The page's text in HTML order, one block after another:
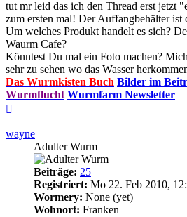
tut mr leid das ich den Thread erst jetzt
zum ersten mal! Der Auffangbehälter ist
Um welches Produkt handelt es sich?
Waurm Cafe?
Könntest Du mal ein Foto machen?
sehr zu sehen wo das Wasser
Das Wurmkisten Buch Bilder im
Wurmflucht Wurmfarm Newsletter
wayne
Adulter Wurm
Beiträge: 25
Registriert: Mo 22. Feb 2010,
Wormery: None (yet)
Wohnort: Franken